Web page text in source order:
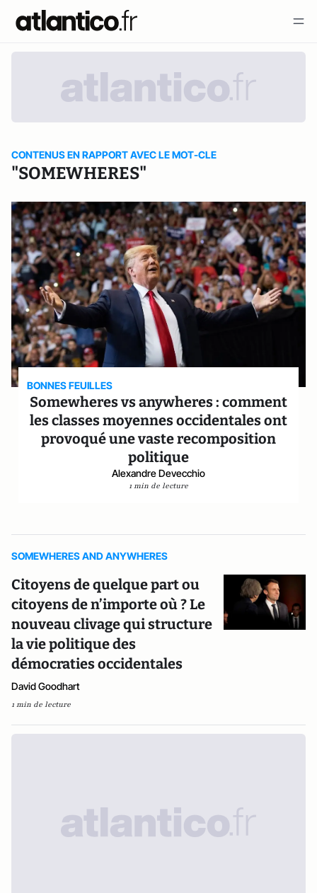
CONTENUS EN RAPPORT AVEC LE MOT-CLE
"SOMEWHERES"
BONNES FEUILLES
Somewheres vs anywheres : comment
les classes moyennes occidentales ont
provoqué une vaste recomposition
politique
Alexandre Devecchio
1 min de lecture
SOMEWHERES AND ANYWHERES
Citoyens de quelque part ou
citoyens de n’importe où ? Le
nouveau clivage qui structure
la vie politique des
démocraties occidentales
David Goodhart
1 min de lecture